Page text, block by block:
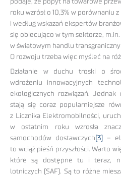
podaje, że popyt na towarowe
roku wzrósł o 10,3% w porównaniu
i według wskazań ekspertów
się obiecująco w tym sektorze,
w światowym handlu
O rozwoju trzeba więc myśleć na
Działanie w duchu troski o
wdrożeniu innowacyjnych
ekologicznych rozwiązań.
stają się coraz popularniejsze
z Licznika Elektromobilności,
w ostatnim roku wzrosła
samochodów dostawczych [3]
–
to wciąż pieśń przyszłości. Warto
które są dostępne tu i teraz,
lotniczych (SAF). Są to różne